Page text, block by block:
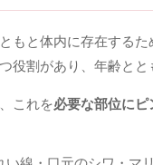
もと体内に存在する
役割があり、年齢と
これを必要な部位に